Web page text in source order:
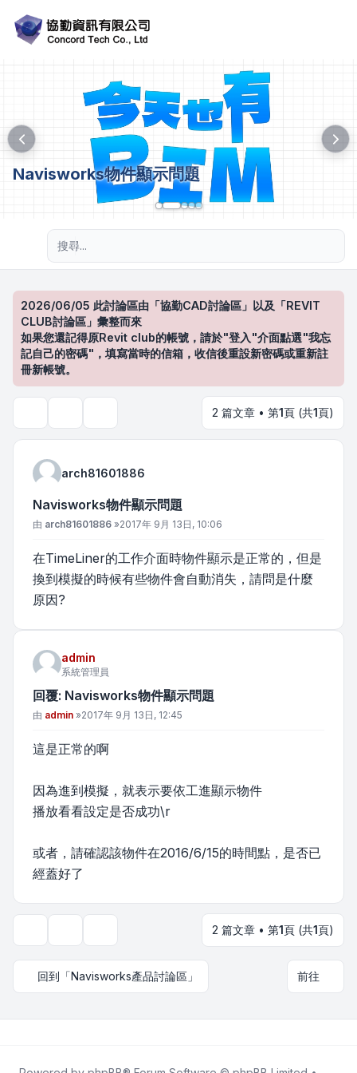
Navisworks物件顯示問題
2026/06/05 此討論區由「協勤CAD討論區」以及「REVIT
CLUB討論區」彙整而來
如果您還記得原Revit club的帳號，請於"登入"介面點選"我忘
記自己的密碼"，填寫當時的信箱，收信後重設新密碼或重新註
冊新帳號。
2 篇文章 • 第1頁 (共1頁)
arch81601886
Navisworks物件顯示問題
文章
由 arch81601886 »2017年 9月 13日, 10:06
在TimeLiner的工作介面時物件顯示是正常的，但是
換到模擬的時候有些物件會自動消失，請問是什麼
原因?
admin
系統管理員
回覆: Navisworks物件顯示問題
文章
由 admin »2017年 9月 13日, 12:45
這是正常的啊
因為進到模擬，就表示要依工進顯示物件
播放看看設定是否成功\r
或者，請確認該物件在2016/6/15的時間點，是否已
經蓋好了
2 篇文章 • 第1頁 (共1頁)
回到「Navisworks產品討論區」 前往